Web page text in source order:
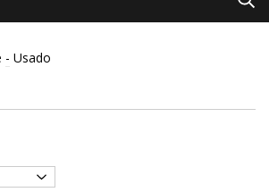
- Usado